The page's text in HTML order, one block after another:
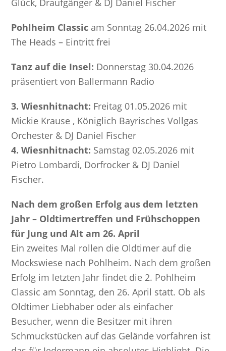
Glück, Draufgänger & DJ Daniel Fischer
Pohlheim Classic am Sonntag 26.04.2026 mit
The Heads – Eintritt frei
Tanz auf die Insel: Donnerstag 30.04.2026
präsentiert von Ballermann Radio
3. Wiesnhitnacht: Freitag 01.05.2026 mit
Mickie Krause , Königlich Bayrisches Vollgas
Orchester & DJ Daniel Fischer
4. Wiesnhitnacht: Samstag 02.05.2026 mit
Pietro Lombardi, Dorfrocker & DJ Daniel
Fischer.
Nach dem großen Erfolg aus dem letzten
Jahr – Oldtimertreffen und Frühschoppen
für Jung und Alt am 26. April
Ein zweites Mal rollen die Oldtimer auf die
Mockswiese nach Pohlheim. Nach dem großen
Erfolg im letzten Jahr findet die 2. Pohlheim
Classic am Sonntag, den 26. April statt. Ob als
Oldtimer Liebhaber oder als einfacher
Besucher, wenn die Besitzer mit ihren
Schmuckstücken auf das Gelände vorfahren ist